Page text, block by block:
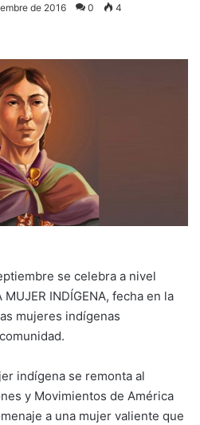
de 2016 0 4
se celebra a nivel
INDÍGENA, fecha en la
mujeres indígenas
indígena se remonta al
y Movimientos de América
a una mujer valiente que